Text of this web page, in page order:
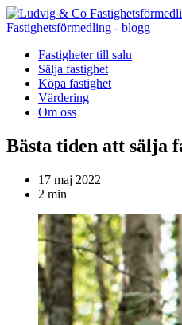
Fastighetsförmedling - blogg
Fastigheter till salu
Sälja fastighet
Köpa fastighet
Värdering
Om oss
Bästa tiden att sälja
17 maj 2022
2 min